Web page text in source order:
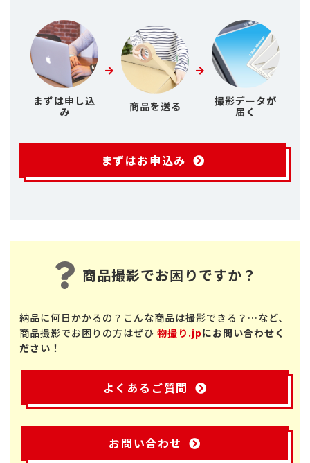
まずは申し込
み
商品を送る
撮影データが
届く
まずはお申込み
商品撮影でお困りですか？
納品に何日かかるの？こんな商品は撮影できる？…など、
商品撮影でお困りの方はぜひ 物撮り.jpにお問い合わせく
ださい！
よくあるご質問
お問い合わせ